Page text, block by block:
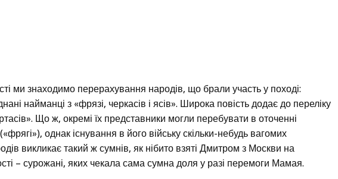
ми знаходимо перерахування народів, що брали участь у поході:
найманці з «фрязі, черкасів і ясів». Широка повість додає до переліку
Що ж, окремі їх представники могли перебувати в оточенні
однак існування в його війську скільки-небудь вагомих
викликає такий ж сумнів, як нібито взяті Дмитром з Москви на
– сурожані, яких чекала сама сумна доля у разі перемоги Мамая.